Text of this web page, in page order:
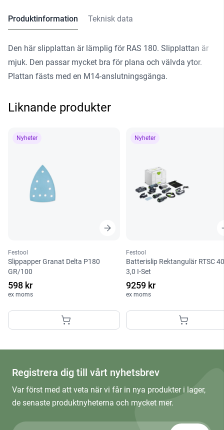
Produktinformation Teknisk data
Den här slipplattan är lämplig för RAS 180. Slipplattan är
mjuk. Den passar mycket bra för plana och välvda ytor.
Plattan fästs med en M14-anslutningsgänga.
Liknande produkter
Nyheter
Festool
Slippapper Granat Delta P180
GR/100
598 kr
ex moms
Nyheter
Festool
Batterislip Rektangulär RTSC
3,0 I-Set
9259 kr
ex moms
Registrera dig till vårt nyhetsbrev
Var först med att veta när vi får in nya produkter i lager,
de senaste produktnyheterna och mycket mer.